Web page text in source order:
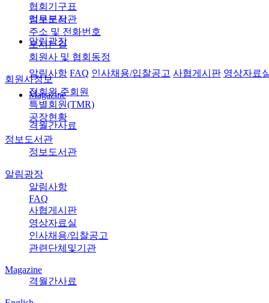
정보도서관
알림광장
알림사항 FAQ 인사채용/입찰공고 사협게시판 영상자료
Magazine
격월간사료
협회기구표
업무분장
주소 및 전화번호
오시는길
회원사 및 협회동정
회원사정보
정회원,준회원
특별회원(TMR)
공장현황
정보도서관
정보도서관
알림광장
알림사항
FAQ
사협게시판
영상자료실
인사채용/입찰공고
관련단체및기관
Magazine
격월간사료